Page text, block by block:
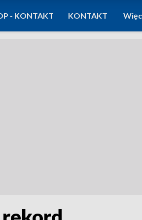
- KONTAKT KONTAKT